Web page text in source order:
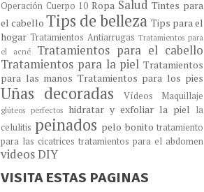
Operación Cuerpo 10 Ropa Salud Tintes para
el cabello Tips de belleza Tips para el
hogar Tratamientos Antiarrugas Tratamientos para
el acné
Tratamientos para el cabello
Tratamientos para la piel Tratamientos
para las manos Tratamientos para los pies
Uñas decoradas Vídeos Maquillaje
glúteos perfectos hidratar y exfoliar la piel la
celulitis peinados pelo bonito tratamiento
para las cicatrices tratamientos para el abdomen
videos DIY
VISITA ESTAS PAGINAS